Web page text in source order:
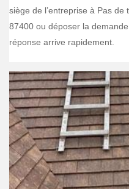
siège de l’entreprise à Pas
87400 ou déposer la
réponse arrive rapidement.